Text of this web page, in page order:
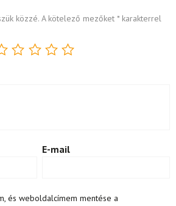
közzé. A kötelező mezőket *karakterrel
E-mail
és weboldalcímem mentése a